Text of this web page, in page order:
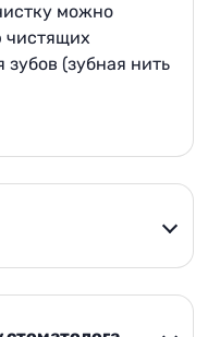
можно
чистящих
(зубная нить